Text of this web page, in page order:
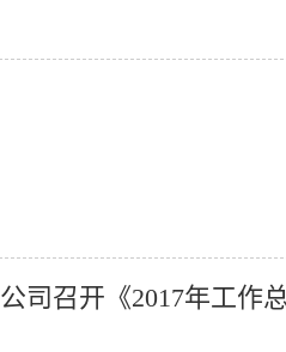
司召开《2017年工作